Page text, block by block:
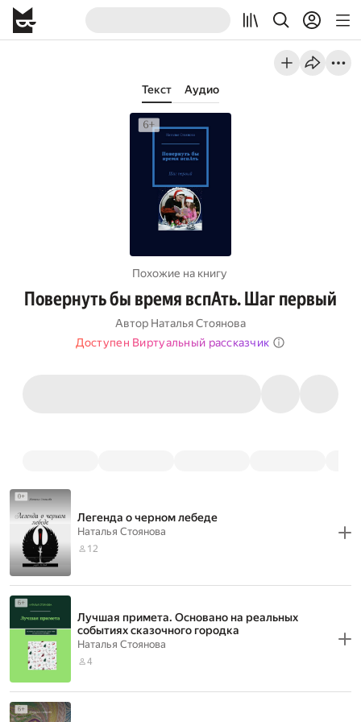
Текст Аудио
Похожие на книгу
Повернуть бы время вспАть. Шаг первый
Автор Наталья Стоянова
Доступен Виртуальный рассказчик
Легенда о черном лебеде
Наталья Стоянова
12
Лучшая примета. Основано на реальных
событиях сказочного городка
Наталья Стоянова
4